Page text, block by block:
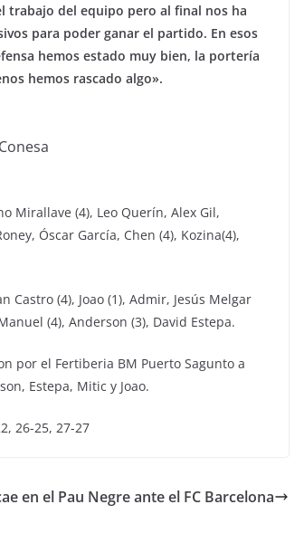
trabajo del equipo pero al final nos ha
para poder ganar el partido. En esos
hemos estado muy bien, la portería
hemos rascado algo».
Mirallave (4), Leo Querín, Alex Gil,
Óscar García, Chen (4), Kozina(4),
Castro (4), Joao (1), Admir, Jesús Melgar
(4), Anderson (3), David Estepa.
por el Fertiberia BM Puerto Sagunto a
Estepa, Mitic y Joao.
26-25, 27-27
en el Pau Negre ante el FC Barcelona